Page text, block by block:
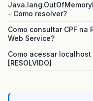
- Como resolver?
Como consultar CPF na
Web Service?
Como acessar
[RESOLVIDO]